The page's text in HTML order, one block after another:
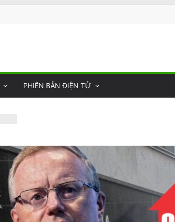
PHIÊN BẢN ĐIỆN TỬ